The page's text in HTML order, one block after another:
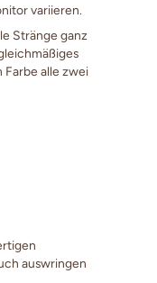
variieren.
Stränge ganz
Farbe alle zwei
auswringen